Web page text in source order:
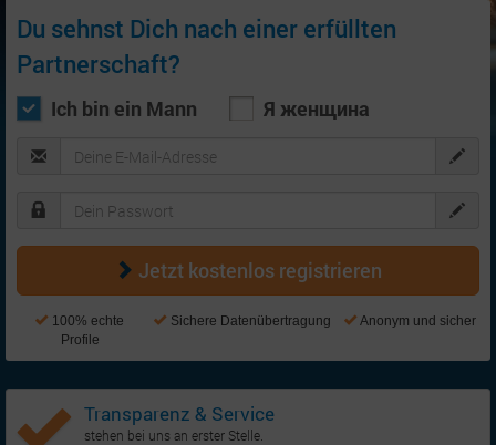
Du sehnst Dich nach einer erfüllten
Partnerschaft?
Ich bin ein Mann Я женщина
Jetzt kostenlos registrieren
100% echte
Profile
Sichere Datenübertragung Anonym und sicher
Transparenz & Service
stehen bei uns an erster Stelle.